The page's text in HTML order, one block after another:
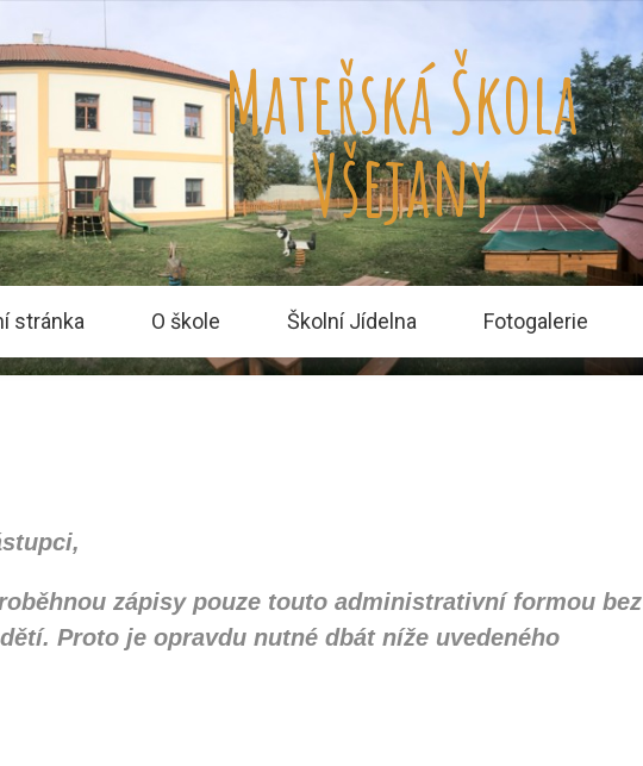
Mateřská Škola
Všejany
stránka O škole Školní Jídelna Fotogalerie
zápisy pouze touto administrativní formou bez
Proto je opravdu nutné dbát níže uvedeného